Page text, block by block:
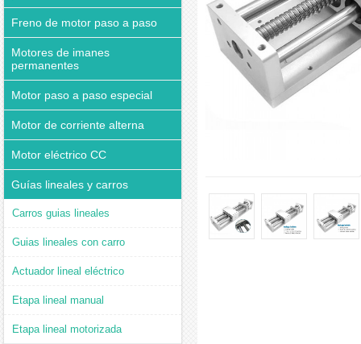
Freno de motor paso a paso
Motores de imanes
permanentes
Motor paso a paso especial
Motor de corriente alterna
Motor eléctrico CC
Guías lineales y carros
Carros guias lineales
Guias lineales con carro
Actuador lineal eléctrico
Etapa lineal manual
Etapa lineal motorizada